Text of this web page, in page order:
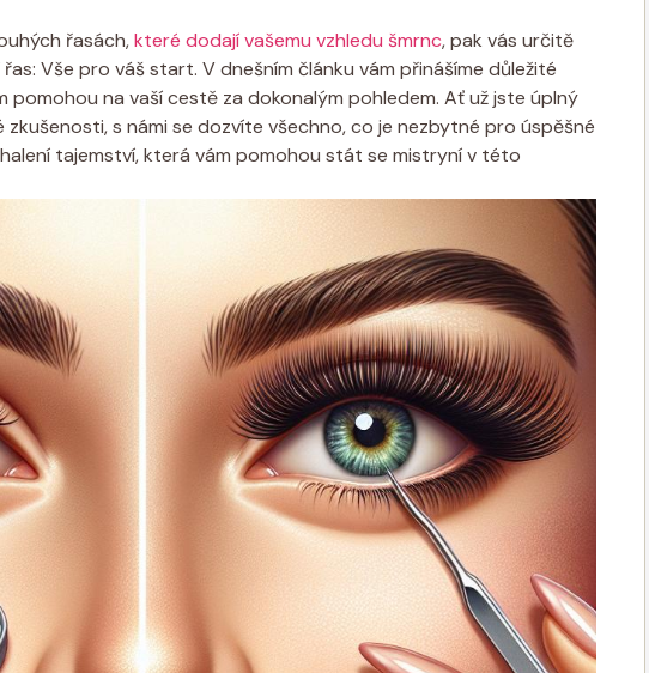
řasách,které dodají vašemu vzhledu šmrnc, pak vás určitě
Vše pro váš start. V dnešním článku vám přinášíme důležité
pomohou na vaší cestě za dokonalým pohledem. Ať už jste úplný
zkušenosti, s námi se dozvíte všechno, co je nezbytné pro úspěšné
tajemství, která vám pomohou stát se mistryní v této